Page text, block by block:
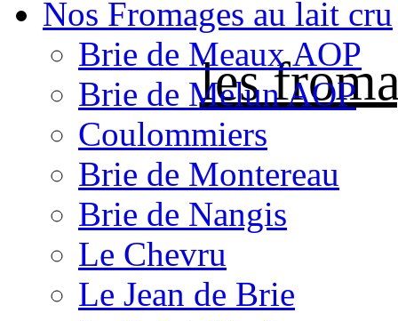
les
Nos Fromages au lait cru
Brie de Meaux AOP
Brie de Melun AOP
Coulommiers
Brie de Montereau
Brie de Nangis
Le Chevru
Le Jean de Brie